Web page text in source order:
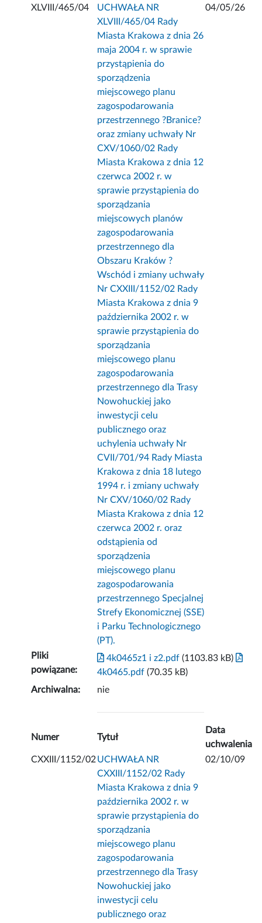
XLVIII/465/04
UCHWAŁA NR
XLVIII/465/04 Rady
Miasta Krakowa z dnia 26
maja 2004 r. w sprawie
przystąpienia do
sporządzenia
miejscowego planu
zagospodarowania
przestrzennego ?Branice?
oraz zmiany uchwały Nr
CXV/1060/02 Rady
Miasta Krakowa z dnia 12
czerwca 2002 r. w
sprawie przystąpienia do
sporządzania
miejscowych planów
zagospodarowania
przestrzennego dla
Obszaru Kraków ?
Wschód i zmiany uchwały
Nr CXXIII/1152/02 Rady
Miasta Krakowa z dnia 9
października 2002 r. w
sprawie przystąpienia do
sporządzania
miejscowego planu
zagospodarowania
przestrzennego dla Trasy
Nowohuckiej jako
inwestycji celu
publicznego oraz
uchylenia uchwały Nr
CVII/701/94 Rady Miasta
Krakowa z dnia 18 lutego
1994 r. i zmiany uchwały
Nr CXV/1060/02 Rady
Miasta Krakowa z dnia 12
czerwca 2002 r. oraz
odstąpienia od
sporządzenia
miejscowego planu
zagospodarowania
przestrzennego Specjalnej
Strefy Ekonomicznej (SSE)
i Parku Technologicznego
(PT).
04/05/26
Pliki
powiązane:
4k0465z1 i z2.pdf (1103.83 kB)
4k0465.pdf (70.35 kB)
Archiwalna:
nie
Numer Tytuł
Data
uchwalenia
CXXIII/1152/02UCHWAŁA NR
CXXIII/1152/02 Rady
Miasta Krakowa z dnia 9
października 2002 r. w
sprawie przystąpienia do
sporządzania
miejscowego planu
zagospodarowania
przestrzennego dla Trasy
Nowohuckiej jako
inwestycji celu
publicznego oraz
02/10/09